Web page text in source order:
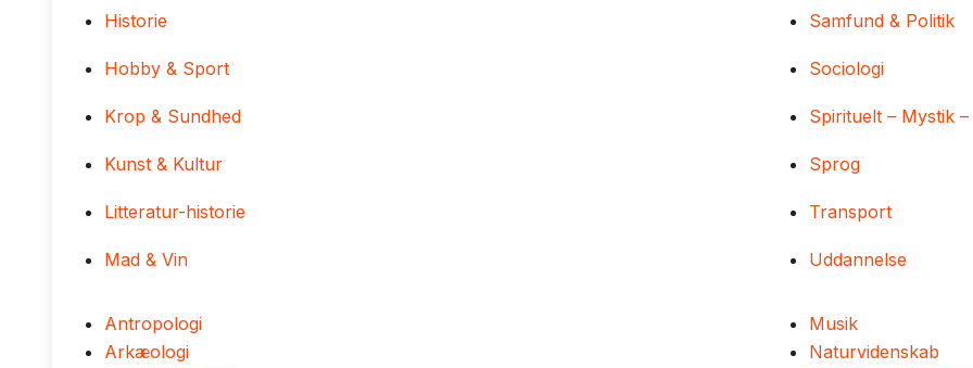
Historie
Hobby & Sport
Krop & Sundhed
Kunst & Kultur
Litteratur-historie
Mad & Vin
Samfund & Politik
Sociologi
Spirituelt – Mystik
Sprog
Transport
Uddannelse
Antropologi
Arkæologi
Musik
Naturvidenskab